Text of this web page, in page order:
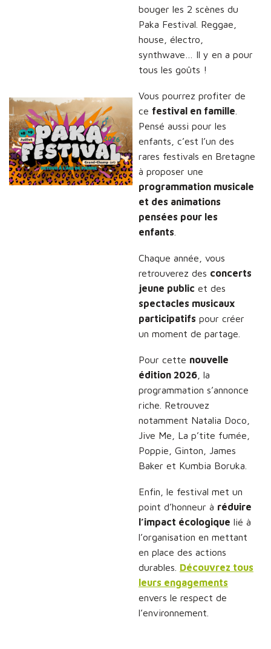
bouger les 2 scènes du
Paka Festival. Reggae,
house, électro,
synthwave… Il y en a pour
tous les goûts !
Vous pourrez profiter de
ce festival en famille
Pensé aussi pour les
enfants, c’est l’un des
rares festivals en Bretagne
à proposer une
programmation musicale
et des animations
pensées pour les
enfants
Chaque année, vous
retrouverez des concerts
jeune public et des
spectacles musicaux
participatifs pour créer
un moment de partage.
Pour cette nouvelle
édition 2026, la
programmation s’annonce
riche. Retrouvez
notamment Natalia Doco,
Jive Me, La p’tite fumée,
Poppie, Ginton, James
Baker et Kumbia Boruka.
Enfin, le festival met un
point d’honneur à réduire
l’impact écologique lié à
l’organisation en mettant
en place des actions
durables. Découvrez tous
leurs engagements
envers le respect de
l’environnement.